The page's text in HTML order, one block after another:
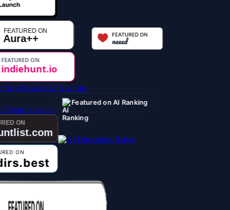
AI Nav Site
Featured on AI Ranking